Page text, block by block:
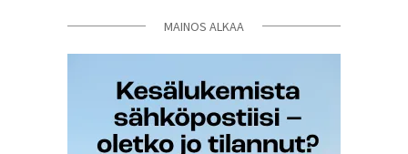
MAINOS ALKAA